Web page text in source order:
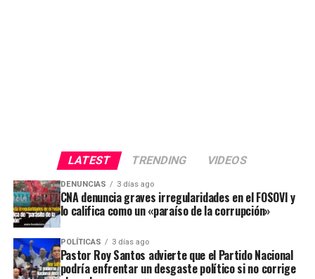
LATEST TRENDING VIDEOS
DENUNCIAS 3 días ago
CNA denuncia graves irregularidades en el FOSOVI y
lo califica como un «paraíso de la corrupción»
POLÍTICAS 3 días ago
Pastor Roy Santos advierte que el Partido Nacional
podría enfrentar un desgaste político si no corrige